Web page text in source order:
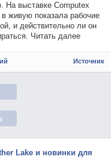
На выставке Computex
живую показала рабочие
и действительно ли он
Читать далее
Источник
Lake и новинки для